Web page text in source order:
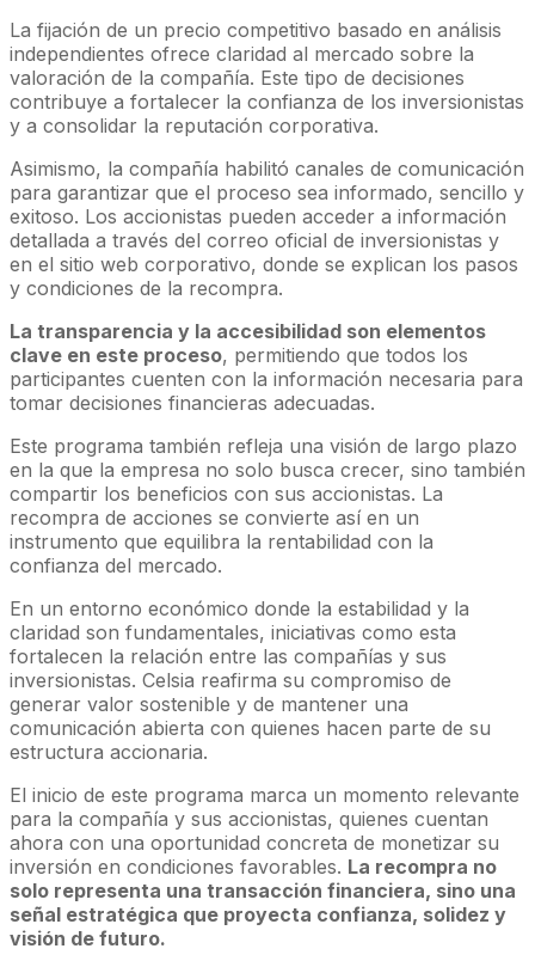
La fijación de un precio competitivo basado en análisis
independientes ofrece claridad al mercado sobre la
valoración de la compañía. Este tipo de decisiones
contribuye a fortalecer la confianza de los inversionistas
y a consolidar la reputación corporativa.
Asimismo, la compañía habilitó canales de comunicación
para garantizar que el proceso sea informado, sencillo y
exitoso. Los accionistas pueden acceder a información
detallada a través del correo oficial de inversionistas y
en el sitio web corporativo, donde se explican los pasos
y condiciones de la recompra.
La transparencia y la accesibilidad son elementos
clave en este proceso, permitiendo que todos los
participantes cuenten con la información necesaria para
tomar decisiones financieras adecuadas.
Este programa también refleja una visión de largo plazo
en la que la empresa no solo busca crecer, sino también
compartir los beneficios con sus accionistas. La
recompra de acciones se convierte así en un
instrumento que equilibra la rentabilidad con la
confianza del mercado.
En un entorno económico donde la estabilidad y la
claridad son fundamentales, iniciativas como esta
fortalecen la relación entre las compañías y sus
inversionistas. Celsia reafirma su compromiso de
generar valor sostenible y de mantener una
comunicación abierta con quienes hacen parte de su
estructura accionaria.
El inicio de este programa marca un momento relevante
para la compañía y sus accionistas, quienes cuentan
ahora con una oportunidad concreta de monetizar su
inversión en condiciones favorables. La recompra no
solo representa una transacción financiera, sino una
señal estratégica que proyecta confianza, solidez y
visión de futuro.